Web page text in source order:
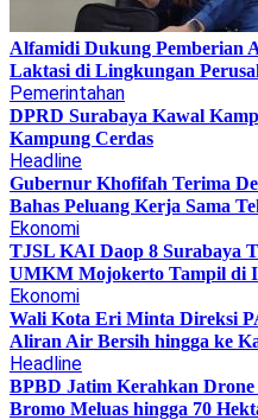
Alfamidi Dukung Pemberian
Laktasi di Lingkungan
Pemerintahan
DPRD Surabaya Kawal
Kampung Cerdas
Headline
Gubernur Khofifah Terima
Bahas Peluang Kerja Sama
Ekonomi
TJSL KAI Daop 8 Surabaya
UMKM Mojokerto Tampil di
Ekonomi
Wali Kota Eri Minta Direksi
Aliran Air Bersih hingga ke
Headline
BPBD Jatim Kerahkan
Bromo Meluas hingga 70